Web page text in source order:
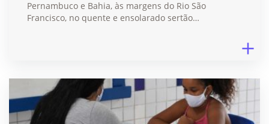
Pernambuco e Bahia, às margens do Rio São
Francisco, no quente e ensolarado sertão…